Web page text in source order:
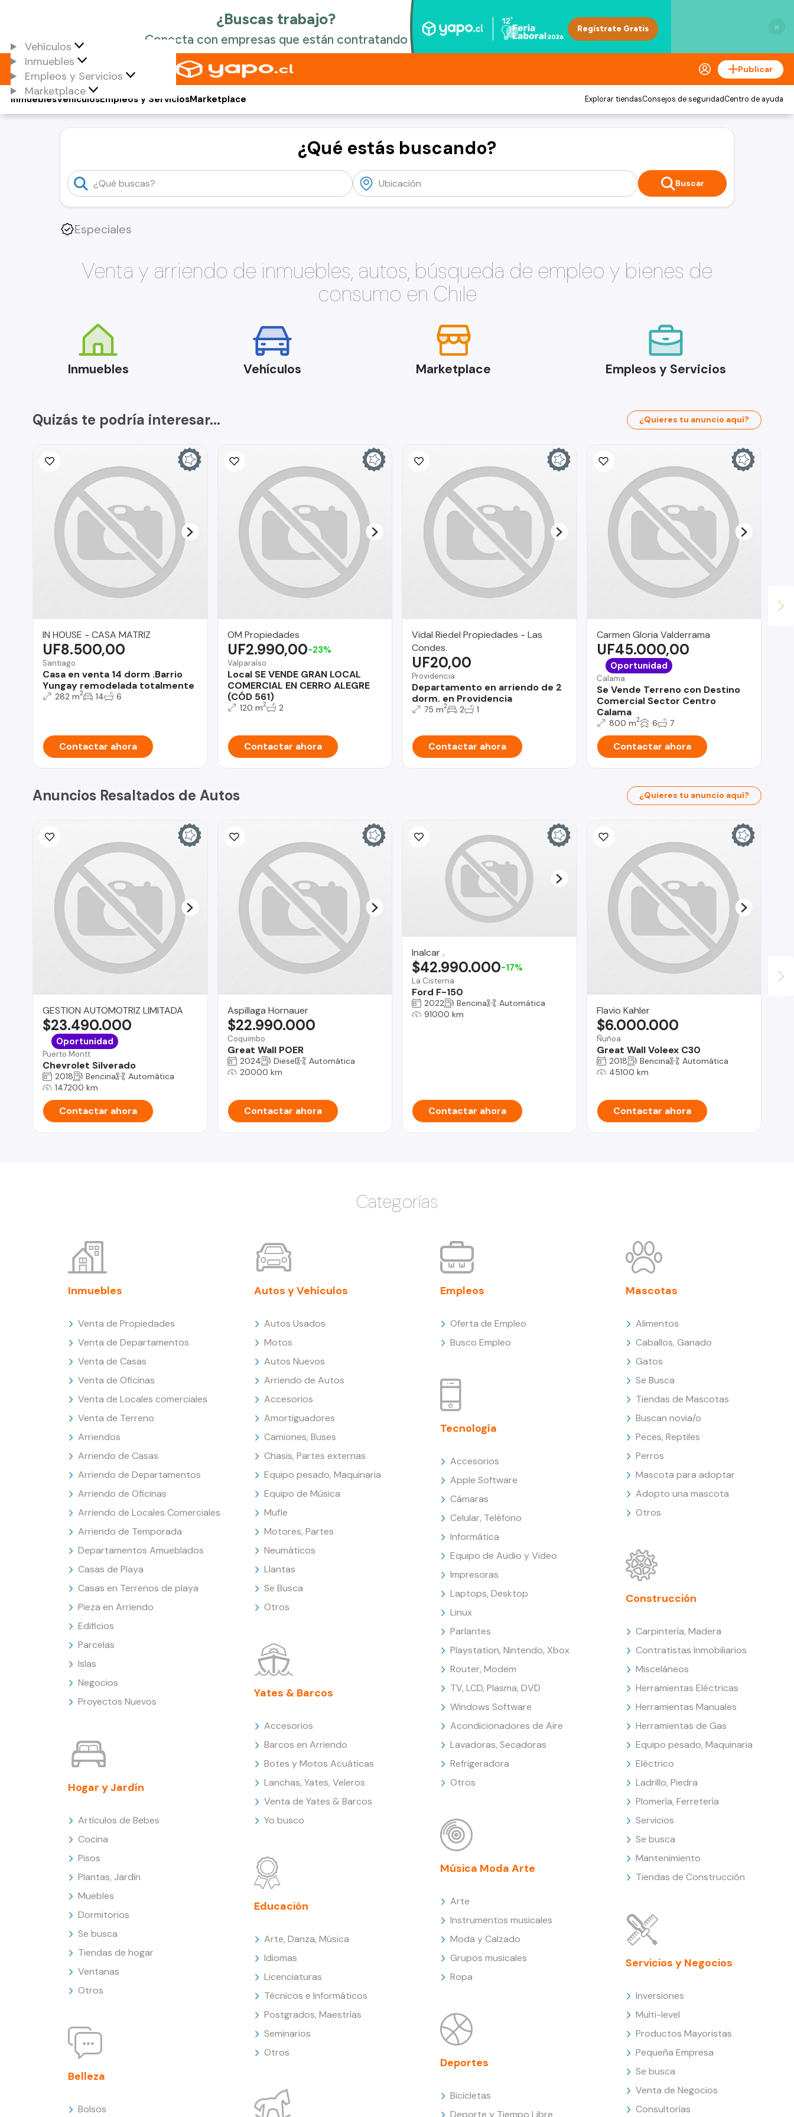
×
Vehículos
Inmuebles
Empleos y Servicios
Marketplace
Publicar
Vehículos
Inmuebles Empleos y ServiciosMarketplace Explorar tiendasConsejos de seguridadCentro de ayuda
¿Qué estás buscando?
Buscar
Especiales
Venta y arriendo de inmuebles, autos, búsqueda de empleo y bienes de
consumo en Chile
Inmuebles Vehículos Marketplace Empleos y Servicios
Quizás te podría interesar... ¿Quieres tu anuncio aquí?
IN HOUSE - CASA MATRIZ
Santiago
Casa en venta 14 dorm .Barrio
Yungay remodelada totalmente
UF8.500,00
282 m2 14 6
Contactar ahora
OM Propiedades
Valparaíso
Local SE VENDE GRAN LOCAL
COMERCIAL EN CERRO ALEGRE
(CÓD 561)
UF2.990,00-23%
120 m2 2
Contactar ahora
Vidal Riedel Propiedades - Las
Condes.
Providencia
Departamento en arriendo de 2
dorm. en Providencia
UF20,00
75 m2 2 1
Contactar ahora
Carmen Gloria Valderrama
Calama
Se Vende Terreno con Destino
Comercial Sector Centro
Calama
UF45.000,00
Oportunidad
800 m2 6 7
Contactar ahora
Anuncios Resaltados de Autos ¿Quieres tu anuncio aquí?
GESTION AUTOMOTRIZ LIMITADA
Puerto Montt
Chevrolet Silverado
$23.490.000
Oportunidad
2018 Bencina
Automática
147200 km
Contactar ahora
Aspillaga Hornauer
Coquimbo
Great Wall POER
$22.990.000
2024 Diesel
Automática
20000 km
Contactar ahora
Inalcar .
La Cisterna
Ford F-150
$42.990.000-17%
2022 Bencina
Automática
91000 km
Contactar ahora
Flavio Kahler
Ñuñoa
Great Wall Voleex C30
$6.000.000
2018 Bencina
Automática
45100 km
Contactar ahora
Categorías
Inmuebles
Venta de Propiedades
Venta de Departamentos
Venta de Casas
Venta de Oficinas
Venta de Locales comerciales
Venta de Terreno
Arriendos
Arriendo de Casas
Arriendo de Departamentos
Arriendo de Oficinas
Arriendo de Locales Comerciales
Arriendo de Temporada
Departamentos Amueblados
Casas de Playa
Casas en Terrenos de playa
Pieza en Arriendo
Edificios
Parcelas
Islas
Negocios
Proyectos Nuevos
Hogar y Jardín
Artículos de Bebes
Cocina
Pisos
Plantas, Jardín
Muebles
Dormitorios
Se busca
Tiendas de hogar
Ventanas
Otros
Belleza
Bolsos
Autos y Vehículos
Autos Usados
Motos
Autos Nuevos
Arriendo de Autos
Accesorios
Amortiguadores
Camiones, Buses
Chasis, Partes externas
Equipo pesado, Maquinaria
Equipo de Música
Mufle
Motores, Partes
Neumáticos
Llantas
Se Busca
Otros
Yates & Barcos
Accesorios
Barcos en Arriendo
Botes y Motos Acuáticas
Lanchas, Yates, Veleros
Venta de Yates & Barcos
Yo busco
Educación
Arte, Danza, Música
Idiomas
Licenciaturas
Técnicos e Informáticos
Postgrados, Maestrías
Seminarios
Otros
Empleos
Oferta de Empleo
Busco Empleo
Tecnología
Accesorios
Apple Software
Cámaras
Celular, Teléfono
Informática
Equipo de Audio y Video
Impresoras
Laptops, Desktop
Linux
Parlantes
Playstation, Nintendo, Xbox
Router, Modem
TV, LCD, Plasma, DVD
Windows Software
Acondicionadores de Aire
Lavadoras, Secadoras
Refrigeradora
Otros
Música Moda Arte
Arte
Instrumentos musicales
Moda y Calzado
Grupos musicales
Ropa
Deportes
Bicicletas
Deporte y Tiempo Libre
Mascotas
Alimentos
Caballos, Ganado
Gatos
Se Busca
Tiendas de Mascotas
Buscan novia/o
Peces, Reptiles
Perros
Mascota para adoptar
Adopto una mascota
Otros
Construcción
Carpintería, Madera
Contratistas Inmobiliarios
Misceláneos
Herramientas Eléctricas
Herramientas Manuales
Herramientas de Gas
Equipo pesado, Maquinaria
Eléctrico
Ladrillo, Piedra
Plomería, Ferretería
Servicios
Se busca
Mantenimiento
Tiendas de Construcción
Servicios y Negocios
Inversiones
Multi-level
Productos Mayoristas
Pequeña Empresa
Se busca
Venta de Negocios
Consultorías